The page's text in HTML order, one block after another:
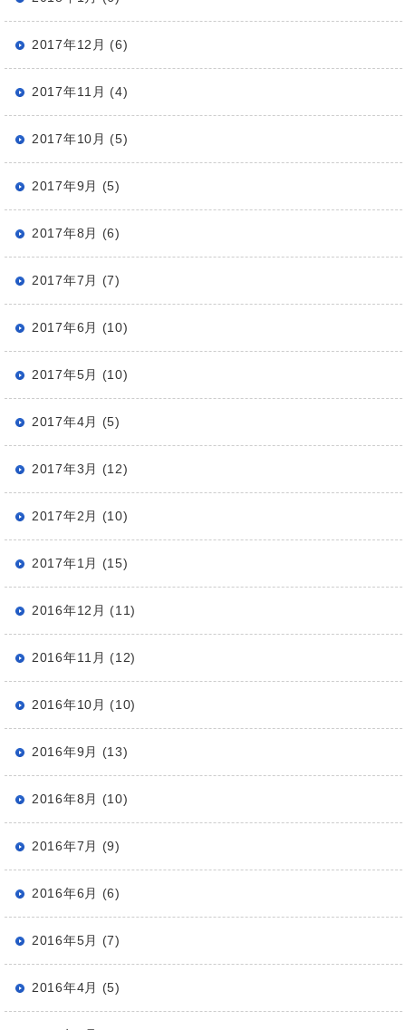
2017年12月 (6)
2017年11月 (4)
2017年10月 (5)
2017年9月 (5)
2017年8月 (6)
2017年7月 (7)
2017年6月 (10)
2017年5月 (10)
2017年4月 (5)
2017年3月 (12)
2017年2月 (10)
2017年1月 (15)
2016年12月 (11)
2016年11月 (12)
2016年10月 (10)
2016年9月 (13)
2016年8月 (10)
2016年7月 (9)
2016年6月 (6)
2016年5月 (7)
2016年4月 (5)